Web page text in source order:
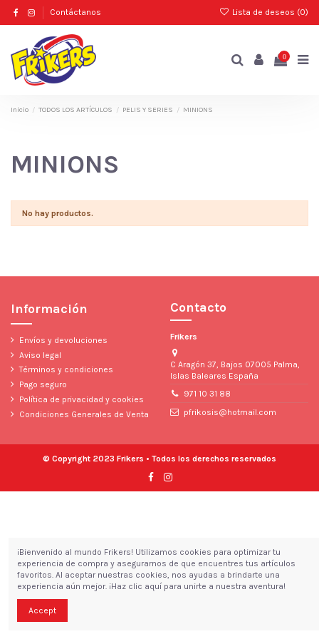
Contáctanos Lista de deseos (0)
0
Inicio TODOS LOS ARTÍCULOS PELIS Y SERIES MINIONS
MINIONS
No hay productos.
Información
Envíos y devoluciones
Aviso legal
Términos y condiciones
Pago seguro
Política de privacidad y cookies
Condiciones Generales de Venta
Contacto
Frikers
C Aragón 37, Bajos 07005 Palma,
Islas Baleares España
971 10 31 88
pfrikosis@hotmail.com
© Copyright 2023 Frikers • Todos los derechos reservados
¡Bienvenido al mundo Frikers! Utilizamos cookies para optimizar tu
experiencia de compra y asegurarnos de que encuentres tus artículos
favoritos. Al aceptar nuestras cookies, nos ayudas a brindarte una
experiencia aún mejor. ¡Haz clic aquí para unirte a nuestra aventura!
Accept